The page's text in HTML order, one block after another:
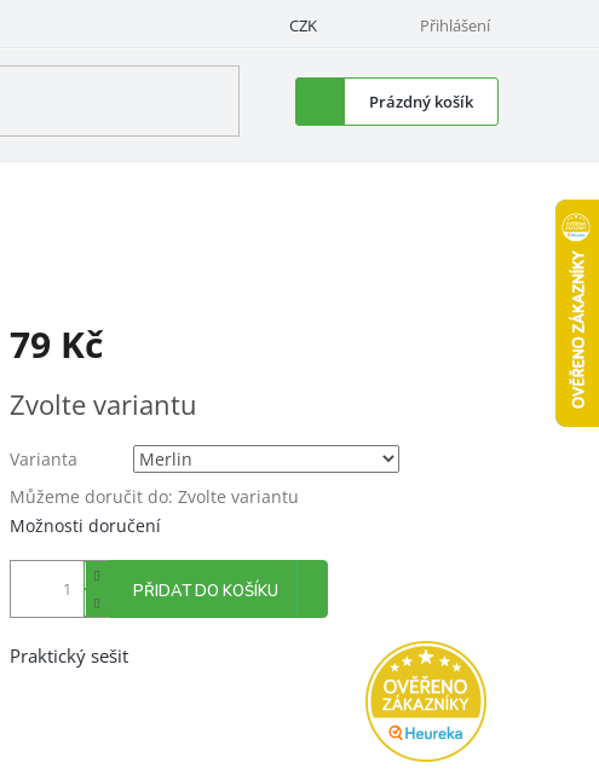
CZK Přihlášení
Nákupní
košík
Prázdný košík
79 Kč
cena:
Zvolte variantu
Varianta
Můžeme doručit do: Zvolte variantu
Možnosti doručení
PŘIDAT DO KOŠÍKU
Praktický sešit